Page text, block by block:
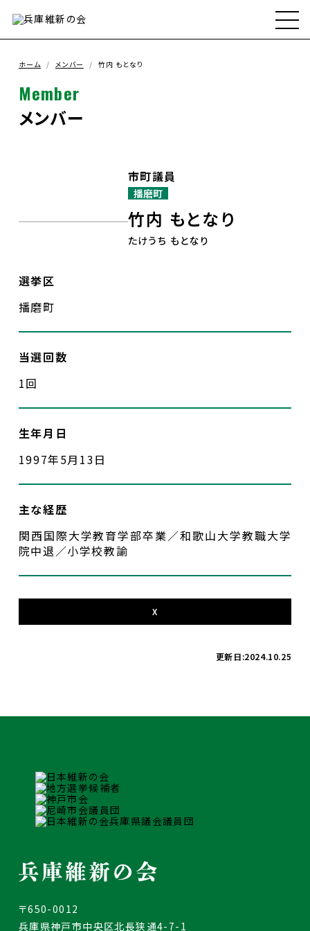
ホーム
兵庫維新の会とは
メンバー
支援ボランティア募集
入党希望
Member
メンバー
ホーム メンバー 竹内 もとなり
市町議員
播磨町
竹内 もとなり
たけうち もとなり
選挙区
播磨町
当選回数
1回
生年月日
1997年5月13日
主な経歴
関⻄国際⼤学教育学部卒業／和歌⼭⼤学教職⼤学
院中退／⼩学校教諭
X
更新日:2024.10.25
〒650-0012
兵庫県神戸市中央区北長狭通4-7-1